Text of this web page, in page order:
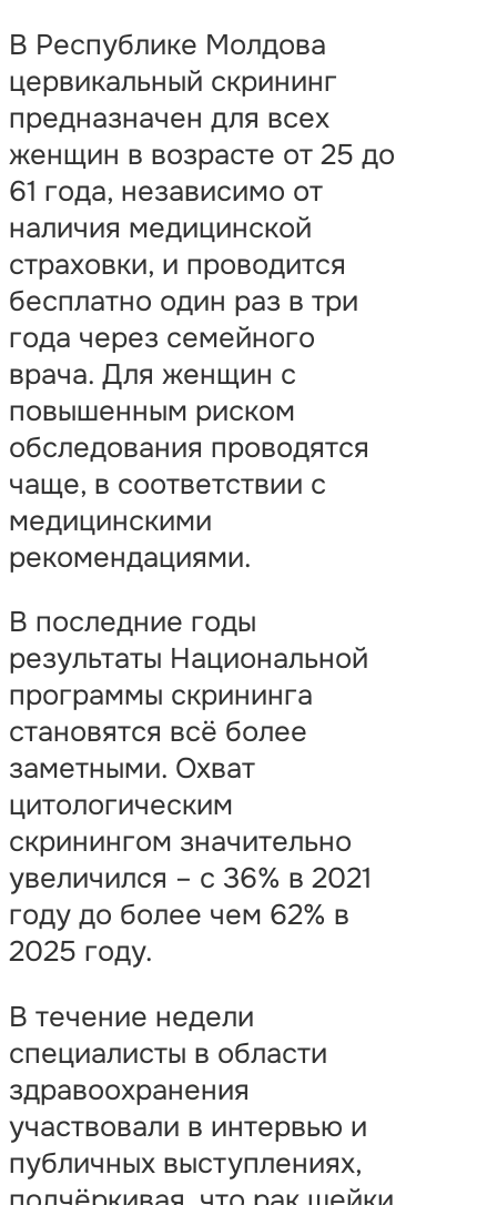
В Республике Молдова
цервикальный скрининг
предназначен для всех
женщин в возрасте от 25 до
61 года, независимо от
наличия медицинской
страховки, и проводится
бесплатно один раз в три
года через семейного
врача. Для женщин с
повышенным риском
обследования проводятся
чаще, в соответствии с
медицинскими
рекомендациями.
В последние годы
результаты Национальной
программы скрининга
становятся всё более
заметными. Охват
цитологическим
скринингом значительно
увеличился – с 36% в 2021
году до более чем 62% в
2025 году.
В течение недели
специалисты в области
здравоохранения
участвовали в интервью и
публичных выступлениях,